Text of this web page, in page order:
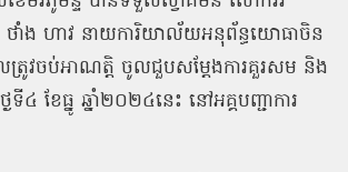
ង ហាវ នាយការិយាល័យអនុព័ន្ធយោធាចិន
លត្រូវចប់អាណត្តិ ចូលជួបសម្ដែងការគួរសម និង
ទី៤ ខែធ្នូ ឆ្នាំ២០២៤នេះ នៅអគ្គបញ្ជាការ